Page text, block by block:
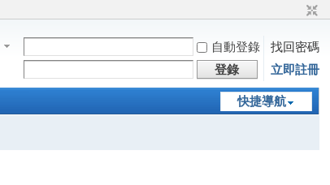
自動登錄
找回密碼
登錄 立即註冊
快捷導航